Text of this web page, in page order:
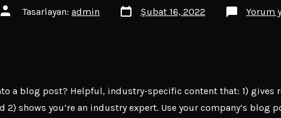
Yazının
yazarı
Tasarlayan: admin
Yazı
tarihiŞubat 16, 2022 Yorum
a blog post? Helpful, industry-specific content that: 1) gives
2) shows you’re an industry expert. Use your company’s blog